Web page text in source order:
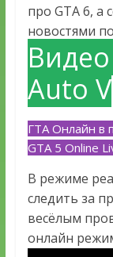
про GTA 6, а
новостями
Auto V
ГТА Онлайн в
GTA 5 Online
В режиме
следить за
весёлым
онлайн